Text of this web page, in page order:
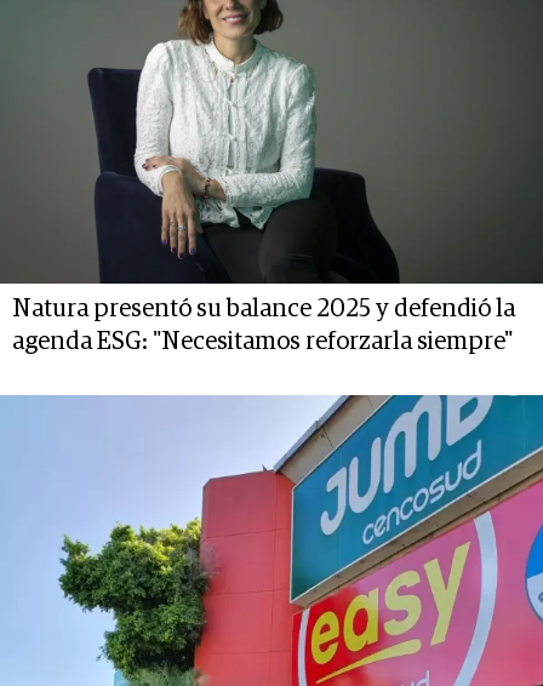
Natura presentó su balance 2025 y defendió la
agenda ESG: "Necesitamos reforzarla siempre"